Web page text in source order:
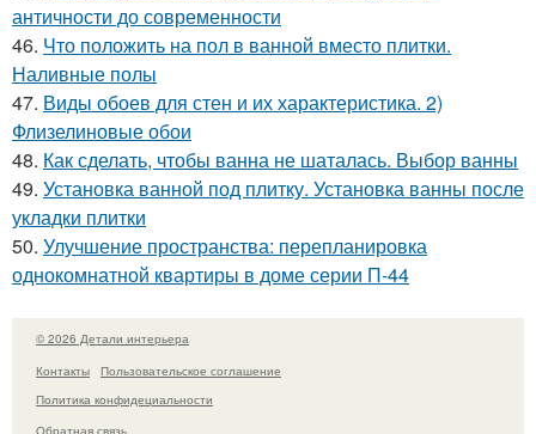
античности до современности
46. Что положить на пол в ванной вместо плитки.
Наливные полы
47. Виды обоев для стен и их характеристика. 2)
Флизелиновые обои
48. Как сделать, чтобы ванна не шаталась. Выбор ванны
49. Установка ванной под плитку. Установка ванны после
укладки плитки
50. Улучшение пространства: перепланировка
однокомнатной квартиры в доме серии П-44
© 2026 Детали интерьера
Контакты
Пользовательское соглашение
Политика конфидециальности